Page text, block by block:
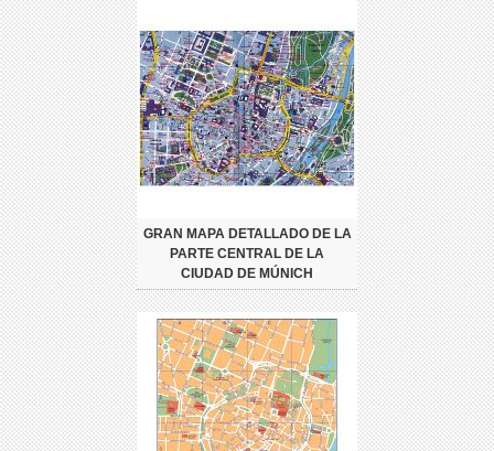
GRAN MAPA DETALLADO DE LA
PARTE CENTRAL DE LA
CIUDAD DE MÚNICH